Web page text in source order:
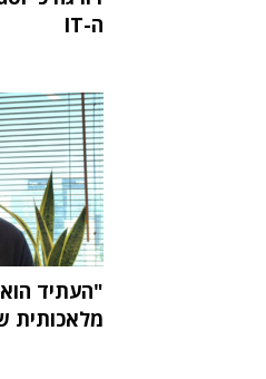
ה-IT
מלאכותית